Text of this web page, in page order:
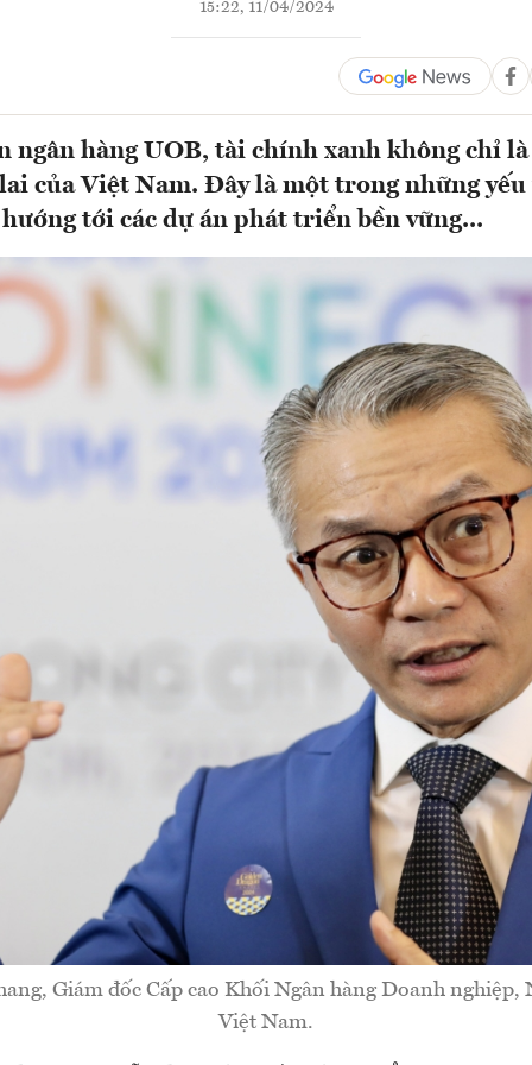
15:22, 11/04/2024
ngân hàng UOB, tài chính xanh không chỉ
của Việt Nam. Đây là một trong những yếu
tới các dự án phát triển bền vững...
Giám đốc Cấp cao Khối Ngân hàng Doanh nghiệp,
Việt Nam.